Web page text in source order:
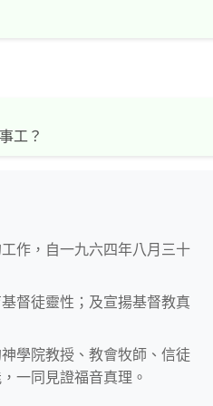
工？
作，自一九六四年八月三十
督徒靈性；及宣揚基督教真
學院教授、教會牧師、信徒
一同見證福音真理。